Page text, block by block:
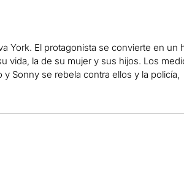
York. El protagonista se convierte en un
vida, la de su mujer y sus hijos. Los
Sonny se rebela contra ellos y la policía,